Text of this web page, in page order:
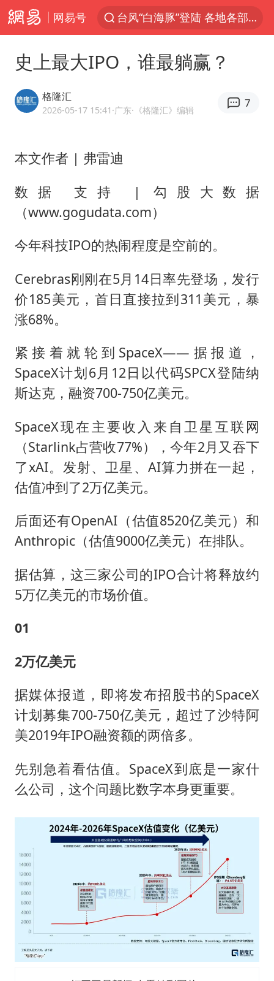
网易号
部分银行上调存款利率
小沈阳加盟《披荆斩棘》
朱一龙的鼻子怎么了
国乒连续两站无缘冠军
5万小车卖不动 微型代步车集体遇冷
上海地铁4条线路全线停运
周星驰妈妈现身香港首映礼
湖北启动重大气象灾害三级应急响应
大疆错失宇树
“还不如不放假”
史上最大IPO，谁最躺赢？
格隆汇
2026-05-17 15:41 ·广东·《格隆汇》编辑
7
本文作者 | 弗雷迪
数据 支持 | 勾股大数据
（www.gogudata.com）
今年科技IPO的热闹程度是空前的。
Cerebras刚刚在5月14日率先登场，发行
价185美元，首日直接拉到311美元，暴
涨68%。
紧接着就轮到SpaceX——据报道，
SpaceX计划6月12日以代码SPCX登陆纳
斯达克，融资700-750亿美元。
SpaceX现在主要收入来自卫星互联网
（Starlink占营收77%），今年2月又吞下
了xAI。发射、卫星、AI算力拼在一起，
估值冲到了2万亿美元。
后面还有OpenAI（估值8520亿美元）和
Anthropic（估值9000亿美元）在排队。
据估算，这三家公司的IPO合计将释放约
5万亿美元的市场价值。
01
2万亿美元
据媒体报道，即将发布招股书的SpaceX
计划募集700-750亿美元，超过了沙特阿
美2019年IPO融资额的两倍多。
先别急着看估值。SpaceX到底是一家什
么公司，这个问题比数字本身更重要。